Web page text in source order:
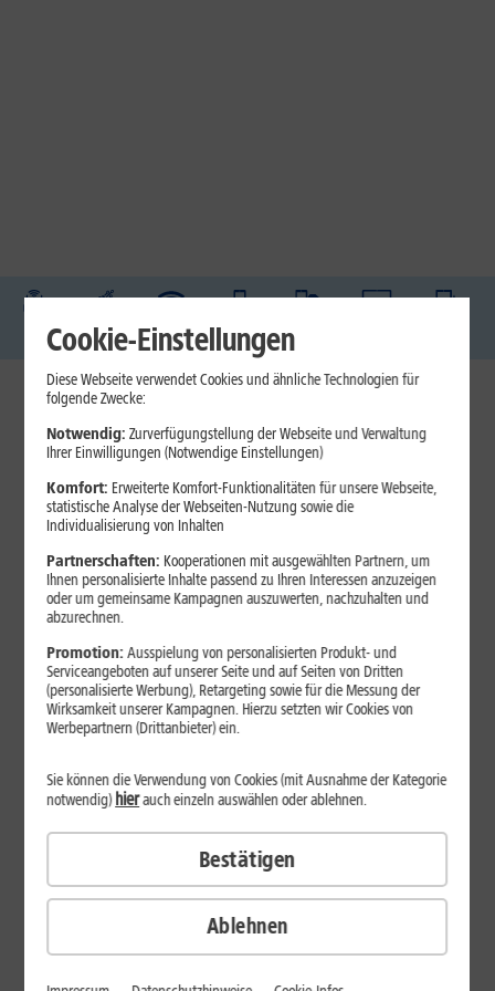
Jetzt unterbrechungsfrei ins sehr gute Netz wechseln.
Ohne doppelte Kosten.*
29,
Verfügbarkeit prüfen
Cookie-Einstellungen
Diese Webseite verwendet Cookies und ähnliche Technologien für
folgende Zwecke:
Notwendig: Zurverfügungstellung der Webseite und Verwaltung
Ihrer Einwilligungen (Notwendige Einstellungen)
Komfort: Erweiterte Komfort-Funktionalitäten für unsere Webseite,
statistische Analyse der Webseiten-Nutzung sowie die
Individualisierung von Inhalten
Partnerschaften: Kooperationen mit ausgewählten Partnern, um
Ihnen personalisierte Inhalte passend zu Ihren Interessen anzuzeigen
oder um gemeinsame Kampagnen auszuwerten, nachzuhalten und
abzurechnen.
Promotion:Ausspielung von personalisierten Produkt- und
Serviceangeboten auf unserer Seite und auf Seiten von Dritten
(personalisierte Werbung), Retargeting sowie für die Messung der
Wirksamkeit unserer Kampagnen. Hierzu setzten wir Cookies von
Werbepartnern (Drittanbieter) ein.
Ablehnen
Sie können die Verwendung von Cookies (mit Ausnahme der Kategorie
notwendig)hierauch einzeln auswählen oder ablehnen.
Bestätigen